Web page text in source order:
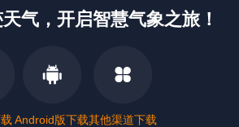
气，开启智慧气象之旅！
Android版下载其他渠道下载